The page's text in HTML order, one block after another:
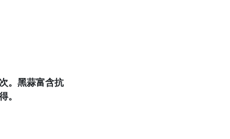
。黑蒜富含抗
。